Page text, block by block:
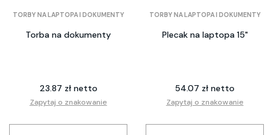
TORBY NA LAPTOPA I DOKUMENTY
Torba na dokumenty
23.87 zł netto
Zapytaj o znakowanie
TORBY NA LAPTOPA I DOKUMENTY
Plecak na laptopa 15"
54.07 zł netto
Zapytaj o znakowanie